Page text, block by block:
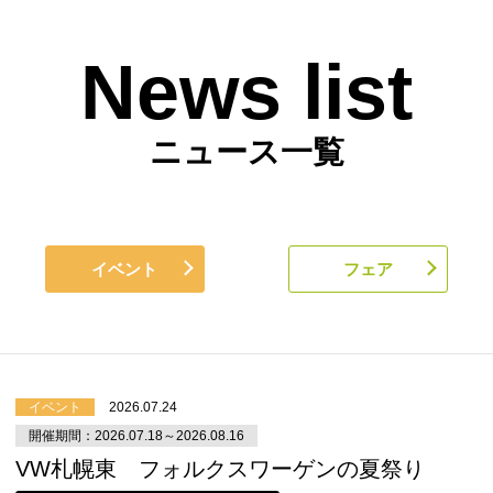
News list
ニュース一覧
イベント フェア
イベント
2026.07.24
開催期間：2026.07.18～2026.08.16
VW札幌東 フォルクスワーゲンの夏祭り